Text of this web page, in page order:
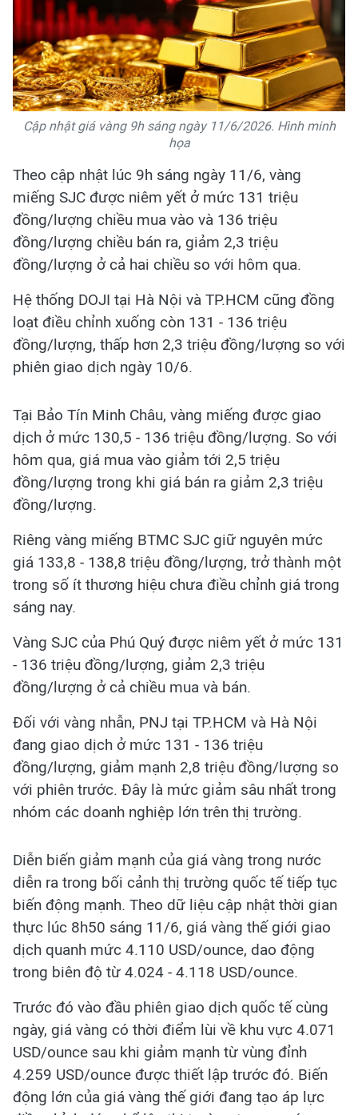
Cập nhật giá vàng 9h sáng ngày 11/6/2026. Hình minh
họa
Theo cập nhật lúc 9h sáng ngày 11/6, vàng
miếng SJC được niêm yết ở mức 131 triệu
đồng/lượng chiều mua vào và 136 triệu
đồng/lượng chiều bán ra, giảm 2,3 triệu
đồng/lượng ở cả hai chiều so với hôm qua.
Hệ thống DOJI tại Hà Nội và TP.HCM cũng đồng
loạt điều chỉnh xuống còn 131 - 136 triệu
đồng/lượng, thấp hơn 2,3 triệu đồng/lượng so với
phiên giao dịch ngày 10/6.
Tại Bảo Tín Minh Châu, vàng miếng được giao
dịch ở mức 130,5 - 136 triệu đồng/lượng. So với
hôm qua, giá mua vào giảm tới 2,5 triệu
đồng/lượng trong khi giá bán ra giảm 2,3 triệu
đồng/lượng.
Riêng vàng miếng BTMC SJC giữ nguyên mức
giá 133,8 - 138,8 triệu đồng/lượng, trở thành một
trong số ít thương hiệu chưa điều chỉnh giá trong
sáng nay.
Vàng SJC của Phú Quý được niêm yết ở mức 131
- 136 triệu đồng/lượng, giảm 2,3 triệu
đồng/lượng ở cả chiều mua và bán.
Đối với vàng nhẫn, PNJ tại TP.HCM và Hà Nội
đang giao dịch ở mức 131 - 136 triệu
đồng/lượng, giảm mạnh 2,8 triệu đồng/lượng so
với phiên trước. Đây là mức giảm sâu nhất trong
nhóm các doanh nghiệp lớn trên thị trường.
Diễn biến giảm mạnh của giá vàng trong nước
diễn ra trong bối cảnh thị trường quốc tế tiếp tục
biến động mạnh. Theo dữ liệu cập nhật thời gian
thực lúc 8h50 sáng 11/6, giá vàng thế giới giao
dịch quanh mức 4.110 USD/ounce, dao động
trong biên độ từ 4.024 - 4.118 USD/ounce.
Trước đó vào đầu phiên giao dịch quốc tế cùng
ngày, giá vàng có thời điểm lùi về khu vực 4.071
USD/ounce sau khi giảm mạnh từ vùng đỉnh
4.259 USD/ounce được thiết lập trước đó. Biến
động lớn của giá vàng thế giới đang tạo áp lực